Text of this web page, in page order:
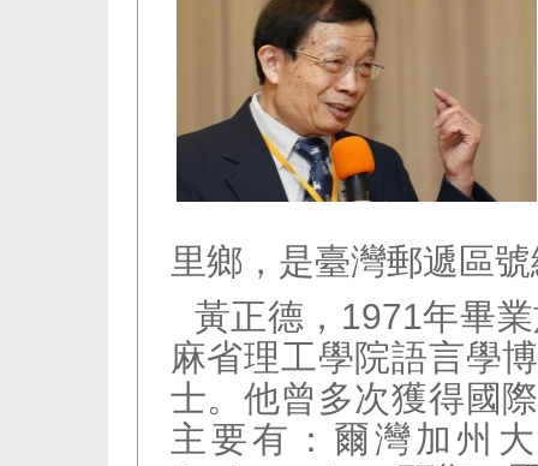
里鄉，是臺灣郵遞區
黃正德，1971年畢
麻省理工學院語言學
士。他曾多次獲得國
主要有：爾灣加州